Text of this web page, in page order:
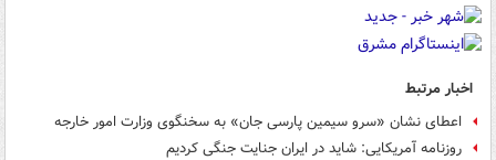
اخبار مرتبط
اعطای نشان «سرو سیمین پارسی جان» به سخنگوی وزارت امور خارجه
روزنامه آمریکایی: شاید در ایران جنایت جنگی کردیم